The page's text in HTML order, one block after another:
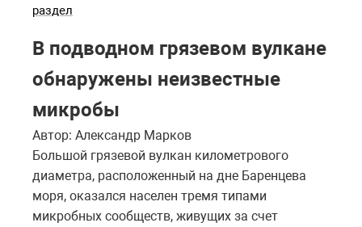
раздел
В подводном грязевом вулкане
обнаружены неизвестные
микробы
Автор: Александр Марков
Большой грязевой вулкан километрового
диаметра, расположенный на дне Баренцева
моря, оказался населен тремя типами
микробных сообществ, живущих за счет